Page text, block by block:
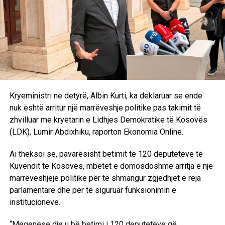
Kryeministri në detyrë, Albin Kurti, ka deklaruar se ende
nuk është arritur një marrëveshje politike pas takimit të
zhvilluar me kryetarin e Lidhjes Demokratike të Kosovës
(LDK), Lumir Abdixhiku, raporton Ekonomia Online.
Ai theksoi se, pavarësisht betimit të 120 deputetëve të
Kuvendit të Kosovës, mbetet e domosdoshme arritja e një
marrëveshjeje politike për të shmangur zgjedhjet e reja
parlamentare dhe për të siguruar funksionimin e
institucioneve.